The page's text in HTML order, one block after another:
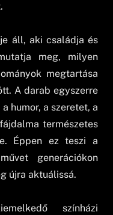
áll, aki családja és
meg, milyen
megtartása
A darab egyszerre
humor, a szeretet, a
természetes
Éppen ez teszi a
generációkon
újra aktuálissá.
színházi